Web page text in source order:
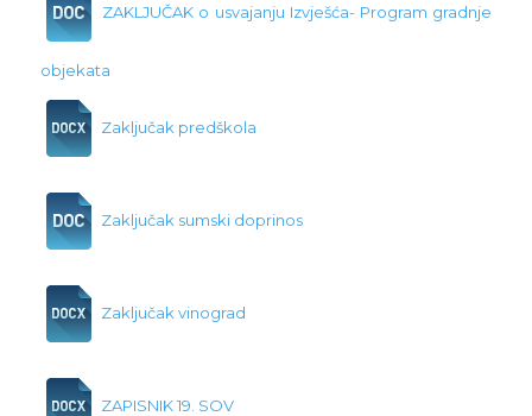
ZAKLJUČAK o usvajanju Izvješća- Program gradnje
objekata
Zaključak predškola
Zaključak sumski doprinos
Zaključak vinograd
ZAPISNIK 19. SOV